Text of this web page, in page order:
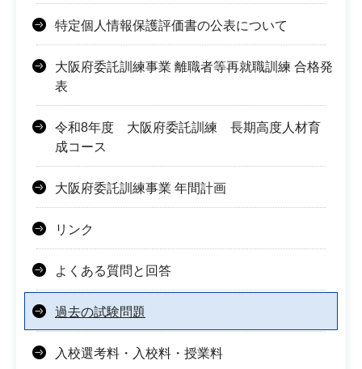
特定個人情報保護評価書の公表について
大阪府委託訓練事業 離職者等再就職訓練 合格発
表
令和8年度 大阪府委託訓練 長期高度人材育
成コース
大阪府委託訓練事業 年間計画
リンク
よくある質問と回答
過去の試験問題
入校選考料・入校料・授業料